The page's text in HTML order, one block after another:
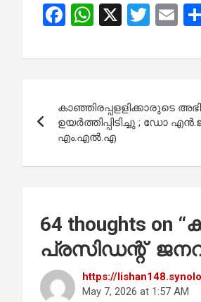
F
ce
o
o
k
W
at
A
p
p
X
T
tt
E
ail
navigation
കാഞ്ഞിരപ്പളളിക്കാരുടെ
ഉയര്‍ത്തിപ്പിടിച്ചു ; ഡോ
എം.എൽ.എ
64 thoughts on “
പ്രസിഡന്റ്
https://
May 7, 2026 at 1:57 AM